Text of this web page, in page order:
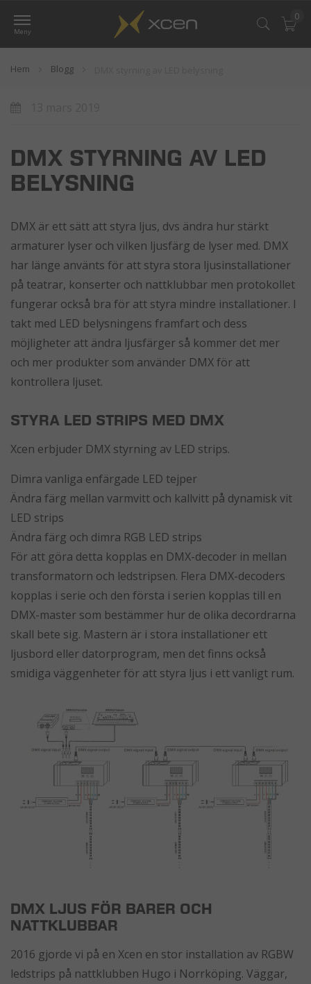
0
Hem Blogg
DMX STYRNING AV LED
BELYSNING
DMX är ett sätt att styra ljus, dvs ändra hur stärkt
armaturer lyser och vilken ljusfärg de lyser med. DMX
har länge använts för att styra stora ljusinstallationer
på teatrar, konserter och nattklubbar men protokollet
fungerar också bra för att styra mindre installationer. I
takt med LED belysningens framfart och dess
möjligheter att ändra ljusfärger så kommer det mer
och mer produkter som använder DMX för att
kontrollera ljuset.
STYRA LED STRIPS MED DMX
Xcen erbjuder DMX styrning av LED strips.
Dimra vanliga enfärgade LED tejper
Ändra färg mellan varmvitt och kallvitt på dynamisk vit
LED strips
Ändra färg och dimra RGB LED strips
För att göra detta kopplas en DMX-decoder in mellan
transformatorn och ledstripsen. Flera DMX-decoders
kopplas i serie och den första i serien kopplas till en
DMX-master som bestämmer hur de olika decordrarna
skall bete sig. Mastern är i stora installationer ett
ljusbord eller datorprogram, men det finns också
smidiga väggenheter för att styra ljus i ett vanligt rum.
DMX LJUS FÖR BARER OCH
NATTKLUBBAR
2016 gjorde vi på en Xcen en stor installation av RGBW
ledstrips på nattklubben Hugo i Norrköping. Väggar,